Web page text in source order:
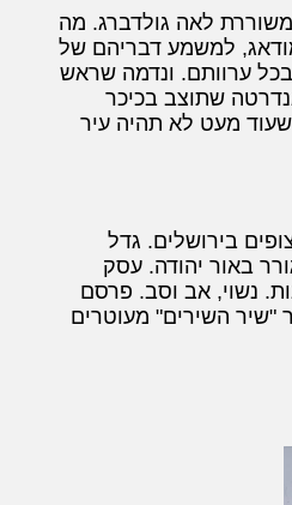
לאה גולדברג. מה
למשמע דבריהם של
ערוותם. ונדמה שראש
שתוצב בכיכר
שעוד מעט לא תהיה עיר
על הר הצופים בירושלים. גדל
באור יהודה. עסק
נשוי, אב וסב. פרסם
השירים" מעוטרים